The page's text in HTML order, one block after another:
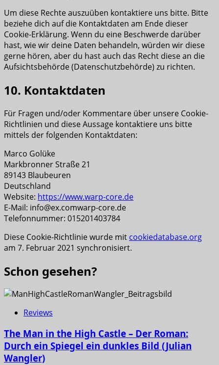
Um diese Rechte auszuüben kontaktiere uns bitte. Bitte
beziehe dich auf die Kontaktdaten am Ende dieser
Cookie-Erklärung. Wenn du eine Beschwerde darüber
hast, wie wir deine Daten behandeln, würden wir diese
gerne hören, aber du hast auch das Recht diese an die
Aufsichtsbehörde (Datenschutzbehörde) zu richten.
10. Kontaktdaten
Für Fragen und/oder Kommentare über unsere Cookie-
Richtlinien und diese Aussage kontaktiere uns bitte
mittels der folgenden Kontaktdaten:
Marco Golüke
Markbronner Straße 21
89143 Blaubeuren
Deutschland
Website: https://www.warp-core.de
E-Mail: info@ex.comwarp-core.de
Telefonnummer: 015201403784
Diese Cookie-Richtlinie wurde mit cookiedatabase.org
am 7. Februar 2021 synchronisiert.
Schon gesehen?
Reviews
The Man in the High Castle – Der Roman:
Durch ein Spiegel ein dunkles Bild (Julian
Wangler)